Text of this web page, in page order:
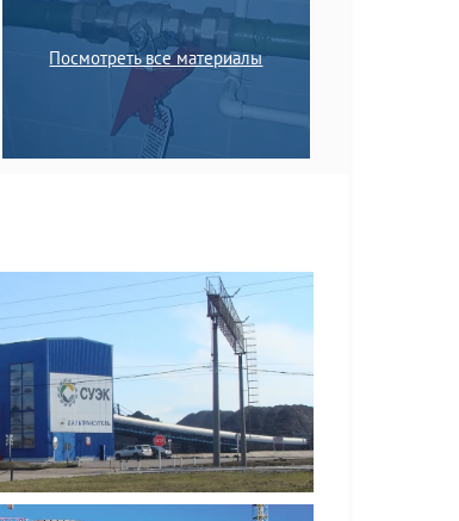
Посмотреть все материалы